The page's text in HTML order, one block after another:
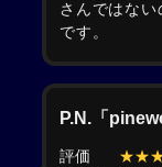
さんではな
です。
P.N.「
評価